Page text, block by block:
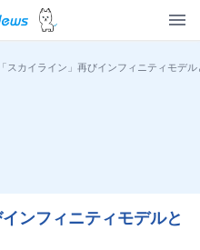
スカイライン」再びインフィニティモデ
ンフィニティモデルと